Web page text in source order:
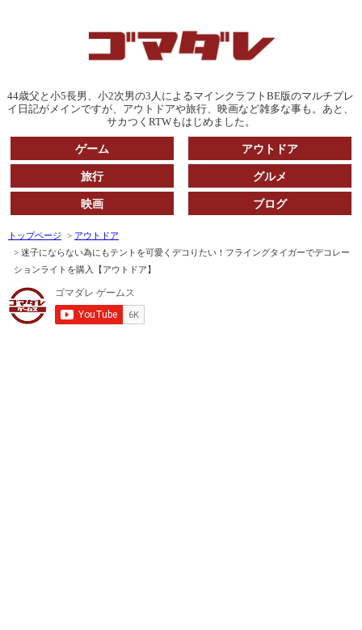
44歳父と小5長男、小2次男の3人によるマインクラフトBE版のマルチプレ
イ日記がメインですが、アウトドアや旅行、映画など雑多な事も。あと、
サカつくRTWもはじめました。
ゲーム アウトドア
旅行 グルメ
映画 ブログ
トップページ
アウトドア
迷子にならない為にもテントを可愛くデコりたい！フライングタイガーでデコレー
ションライトを購入【アウトドア】